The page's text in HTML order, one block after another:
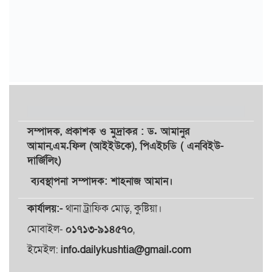
সম্পাদক, প্রকাশকওমুদ্রাকর: ড. আমানুর
আমান,এম.ফিল (আইইউকে), পিএইচডি ( এনবিইউ-
দার্জিলিং)
ব্যবস্থাপনা সম্পাদক: শাহনাজ আমান।
কার্যালয়:-থানা ট্রাফিক মোড়, কুষ্টিয়া।
মোবাইল- ০১৭১৩-৯১৪৫৭০,
ইমেইল: info.dailykushtia@gmail.com